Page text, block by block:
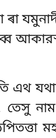
ৰা
তেসু